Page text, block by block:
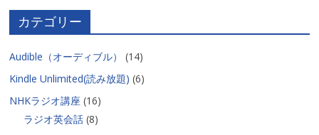
カテゴリー
Audible（オーディブル）
(14)
Kindle Unlimited(読み放題) (6)
NHKラジオ講座 (16)
ラジオ英会話 (8)